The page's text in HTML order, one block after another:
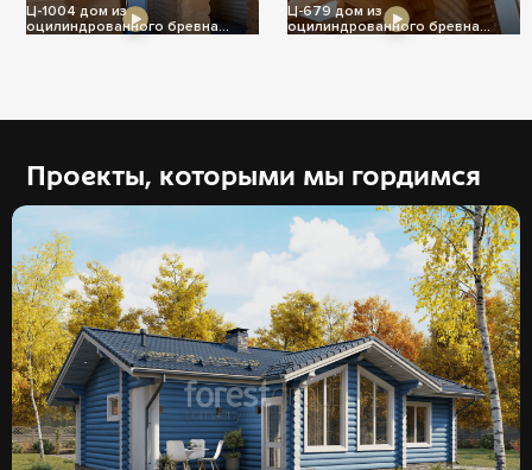
Ц-1004 дом из
оцилиндрованного бревна
Ц-679 дом из
оцилиндрованного бревна
Проекты, которыми мы гордимся